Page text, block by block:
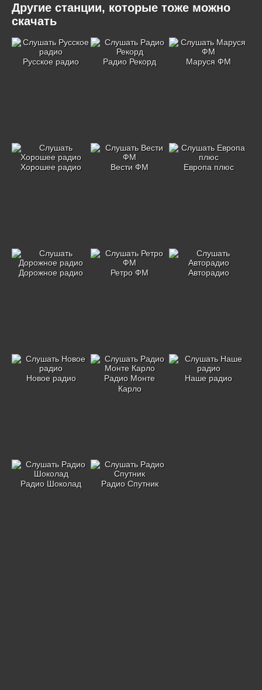
Другие станции, которые тоже можно
скачать
Русское радио Радио Рекорд Маруся ФМ
Хорошее радио Вести ФМ Европа плюс
Дорожное радио Ретро ФМ Авторадио
Новое радио
Радио Монте
Карло
Наше радио
Радио Шоколад Радио Спутник